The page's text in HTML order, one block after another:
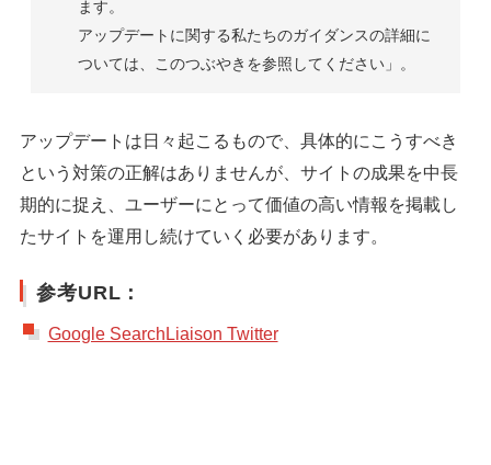
ます。
アップデートに関する私たちのガイダンスの詳細に
ついては、このつぶやきを参照してください」。
アップデートは日々起こるもので、具体的にこうすべき
という対策の正解はありませんが、サイトの成果を中長
期的に捉え、ユーザーにとって価値の高い情報を掲載し
たサイトを運用し続けていく必要があります。
参考URL：
Google SearchLiaison Twitter